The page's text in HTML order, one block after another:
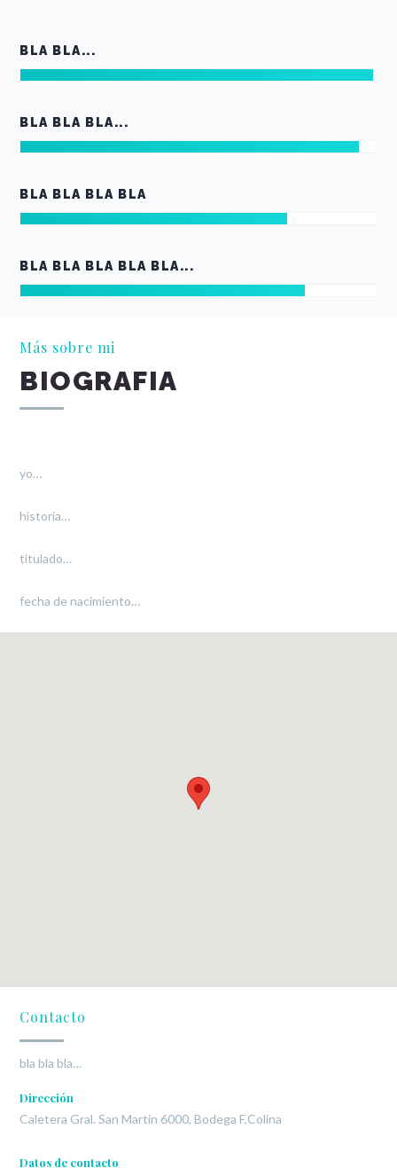
BLA BLA...
BLA BLA BLA...
BLA BLA BLA BLA
BLA BLA BLA BLA BLA...
Más sobre mi
BIOGRAFIA
yo…
historia…
titulado…
fecha de nacimiento…
Contacto
bla bla bla…
Dirección
Caletera Gral. San Martin 6000, Bodega F,Colina
Datos de contacto